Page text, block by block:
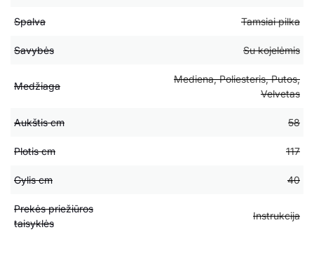
Spalva Tamsiai pilka
Savybės Su kojelėmis
Medžiaga
Mediena, Poliesteris, Putos,
Velvetas
Aukštis cm 58
Plotis cm 117
Gylis cm 40
Prekės priežiūros
taisyklės
Instrukcija